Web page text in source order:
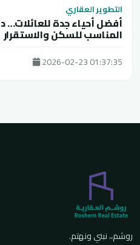
التطوير العقاري
أفضل أحياء جدة للعائلات…
المناسب للسكن والاستقرار
2026-02-23 01:37:35
روشم،، نبني ونهتم.